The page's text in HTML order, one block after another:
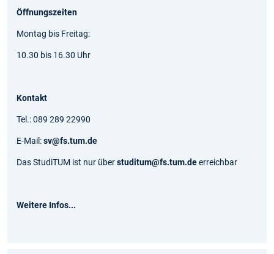
Öffnungszeiten
Montag bis Freitag:
10.30 bis 16.30 Uhr
Kontakt
Tel.: 089 289 22990
E-Mail:sv@fs.tum.de
Das StudiTUM ist nur überstuditum@fs.tum.deerreichbar
Weitere Infos...